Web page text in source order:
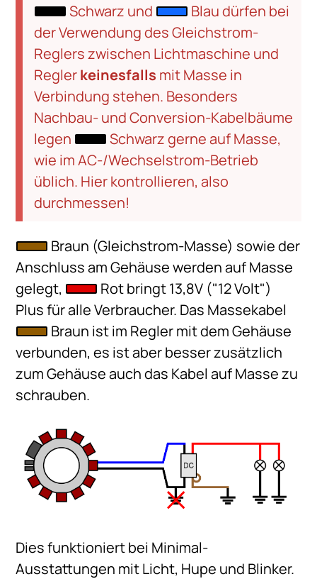
Schwarz und
Blau dürfen bei
der Verwendung des Gleichstrom-
Reglers zwischen Lichtmaschine und
Reglerkeinesfalls mit Masse in
Verbindung stehen. Besonders
Nachbau- und Conversion-Kabelbäume
legen
Schwarz gerne auf Masse,
wie im AC-/Wechselstrom-Betrieb
üblich. Hier kontrollieren, also
durchmessen!
Braun (Gleichstrom-Masse) sowie der
Anschluss am Gehäuse werden auf Masse
gelegt,
Rot bringt 13,8V ("12 Volt")
Plus für alle Verbraucher. Das Massekabel
Braun ist im Regler mit dem Gehäuse
verbunden, es ist aber besser zusätzlich
zum Gehäuse auch das Kabel auf Masse zu
schrauben.
Dies funktioniert bei Minimal-
Ausstattungen mit Licht, Hupe und Blinker.